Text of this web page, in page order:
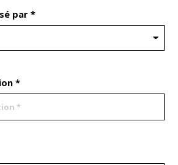
par *
*